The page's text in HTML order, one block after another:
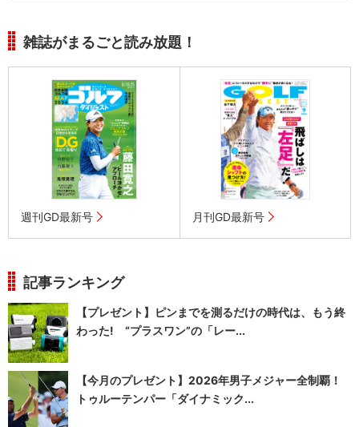
雑誌がまるごと読み放題！
週刊GD最新号 月刊GD最新号
記事ランキング
【プレゼント】ピンまでを測るだけの時代は、もう終
わった! “プラスワン”の「レー...
【今月のプレゼント】2026年男子メジャー全制覇！
トゥルーテンパー「ダイナミック...